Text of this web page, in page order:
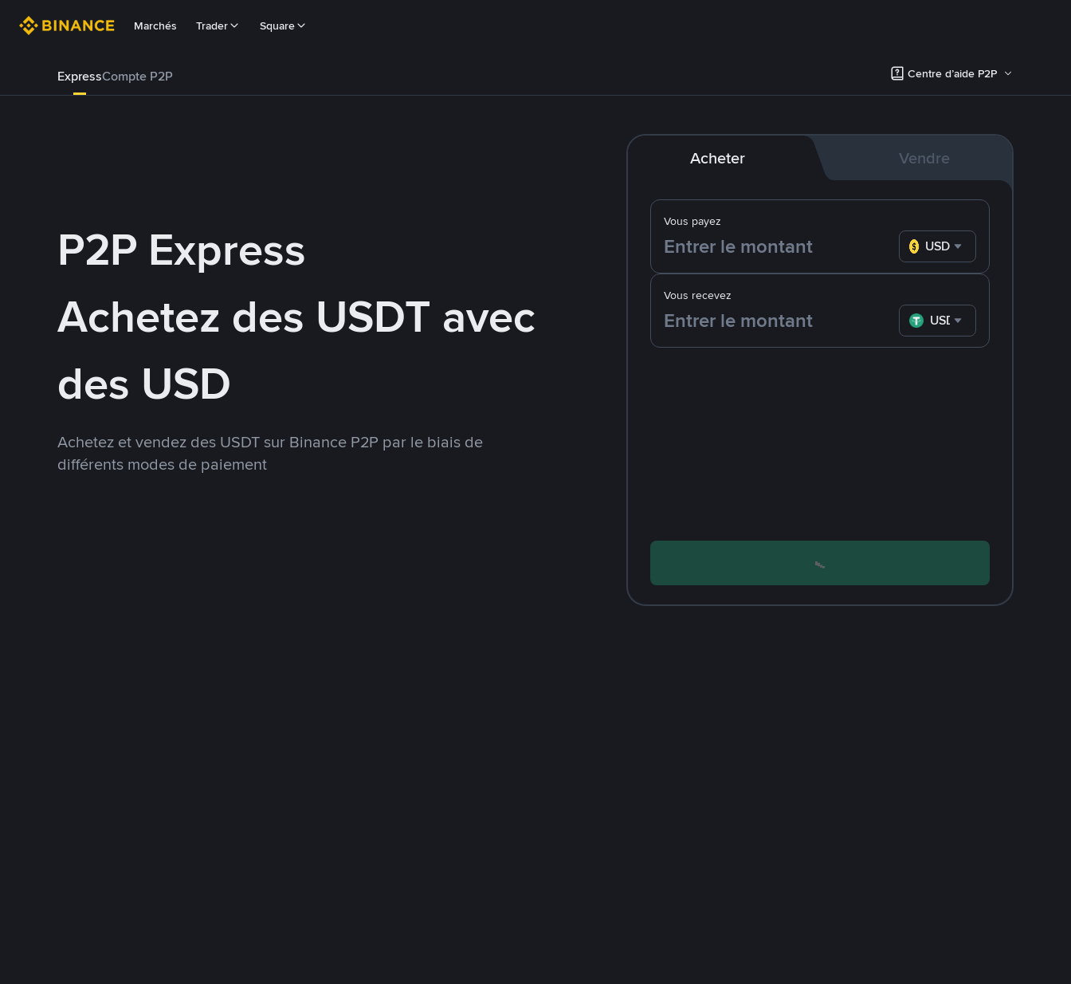
Marchés Trader Square
ExpressCompte P2P Centre d’aide P2P
P2P Express
Achetez des USDT avec
des USD
Achetez et vendez des USDT sur Binance P2P par le biais de
différents modes de paiement
Acheter Vendre
Vous payez
USD
Vous recevez
USDT